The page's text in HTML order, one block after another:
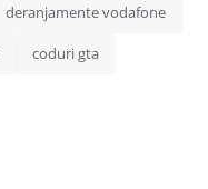
deranjamente vodafone
coduri gta